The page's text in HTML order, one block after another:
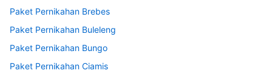
Paket Pernikahan Brebes
Paket Pernikahan Buleleng
Paket Pernikahan Bungo
Paket Pernikahan Ciamis